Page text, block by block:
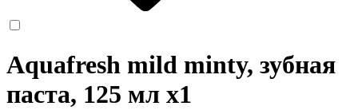
Aquafresh mild minty, зубная
паста, 125 мл x1